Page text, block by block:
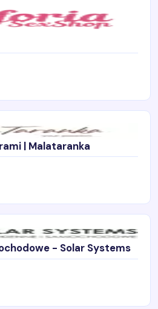
| Malataranka
- Solar Systems